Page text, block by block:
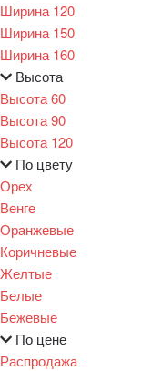
Ширина 120
Ширина 150
Ширина 160
Высота
Высота 60
Высота 90
Высота 120
По цвету
Орех
Венге
Оранжевые
Коричневые
Желтые
Белые
Бежевые
По цене
Распродажа